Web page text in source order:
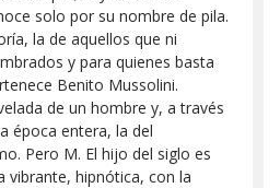
solo por su nombre de pila.
la de aquellos que ni
y para quienes basta
Benito Mussolini.
de un hombre y, a través
época entera, la del
Pero M. El hijo del siglo es
vibrante, hipnótica, con la